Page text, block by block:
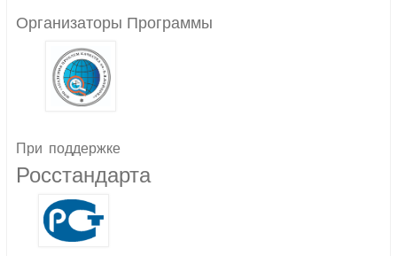
Организаторы Программы
При поддержке
Росстандарта